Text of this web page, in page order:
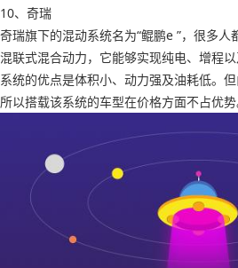
10、奇瑞
奇瑞旗下的混动系统名为“鲲鹏e ”，很多人
混联式混合动力，它能够实现纯电、增程
系统的优点是体积小、动力强及油耗低。
所以搭载该系统的车型在价格方面不占优势